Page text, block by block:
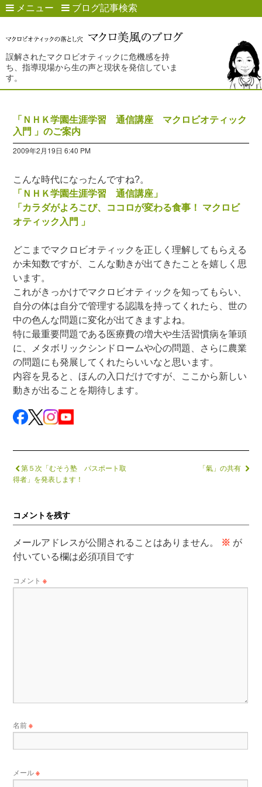
メニュー ブログ記事検索
誤解されたマクロビオティックに危機感を持
ち、指導現場から生の声と現状を発信していま
す。
「ＮＨＫ学園生涯学習 通信講座 マクロビオティック
入門 」のご案内
2009年2月19日 6:40 PM
こんな時代になったんですね?。
「ＮＨＫ学園生涯学習 通信講座」
「カラダがよろこび、ココロが変わる食事！ マクロビ
オティック入門 」
どこまでマクロビオティックを正しく理解してもらえる
か未知数ですが、こんな動きが出てきたことを嬉しく思
います。
これがきっかけでマクロビオティックを知ってもらい、
自分の体は自分で管理する認識を持ってくれたら、世の
中の色んな問題に変化が出てきますよね。
特に最重要問題である医療費の増大や生活習慣病を筆頭
に、メタボリックシンドロームや心の問題、さらに農業
の問題にも発展してくれたらいいなと思います。
内容を見ると、ほんの入口だけですが、ここから新しい
動きが出ることを期待します。
第５次「むそう塾 パスポート取
得者」を発表します！
「氣」の共有
コメントを残す
メールアドレスが公開されることはありません。 ※ が
付いている欄は必須項目です
コメント※
名前※
メール※